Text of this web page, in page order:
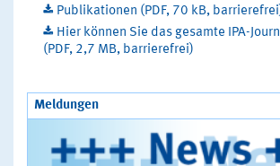
Publikationen (PDF, 70 kB,
Hier können Sie das gesamte IPA-
(PDF, 2,7 MB, barrierefrei)
Meldungen